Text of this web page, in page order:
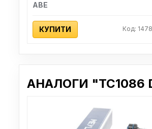
ABE
КУПИТИ Код:
АНАЛОГИ "TC1086